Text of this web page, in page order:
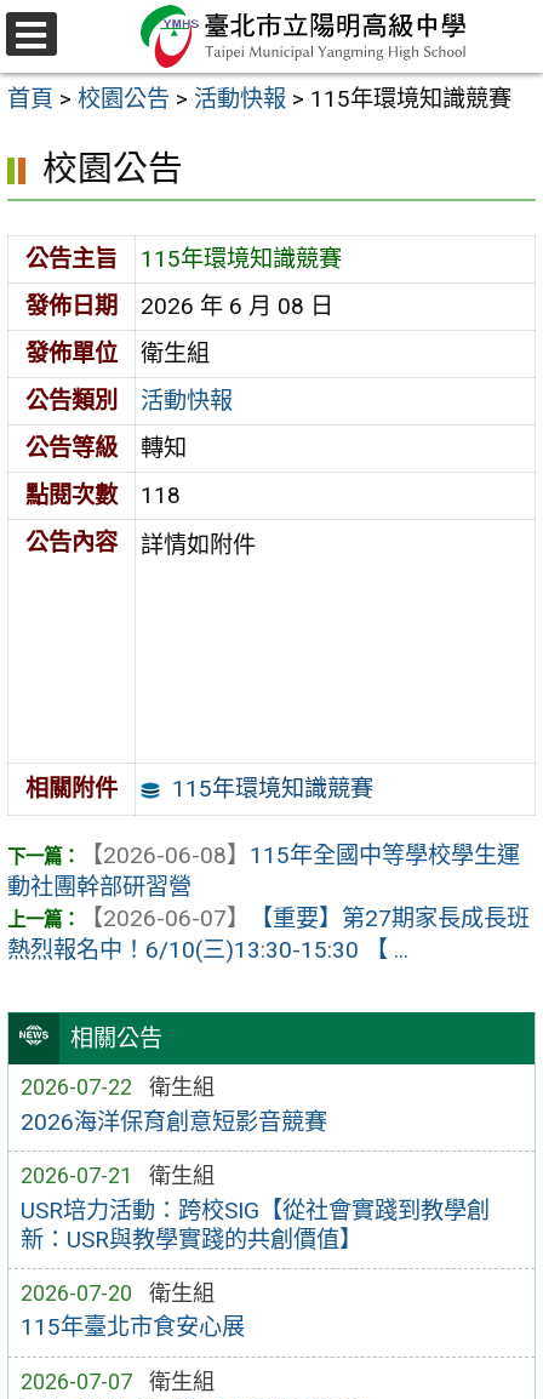
跳
至
主
內
容
區
選
單
首頁 > 校園公告 > 活動快報 > 115年環境知識競賽
相關公告
2026-07-22 衛生組
2026海洋保育創意短影音競賽
2026-07-21 衛生組
USR培力活動：跨校SIG【從社會實踐到教學創
新：USR與教學實踐的共創價值】
2026-07-20 衛生組
115年臺北市食安心展
2026-07-07 衛生組
校園公告
公告主旨
115年環境知識競賽
發佈日期
2026 年 6 月 08 日
發佈單位
衛生組
公告類別
活動快報
公告等級
轉知
點閱次數
118
公告內容
詳情如附件
相關附件 115年環境知識競賽
【2026-06-08】 115年全國中等學校學生運
動社團幹部研習營
【2026-06-07】
【重要】第27期家長成長班
熱烈報名中！6/10(三)13:30-15:30 【 ...